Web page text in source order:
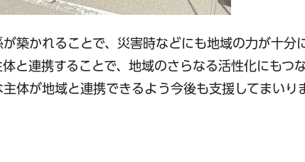
築かれることで、災害時などにも地域の力が十分
と連携することで、地域のさらなる活性化にもつな
体が地域と連携できるよう今後も支援してまいり